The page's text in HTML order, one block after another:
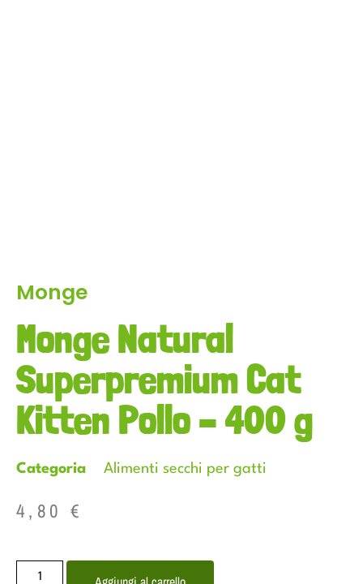
Monge
Monge Natural
Superpremium Cat
Kitten Pollo – 400 g
Categoria Alimenti secchi per gatti
4,80 €